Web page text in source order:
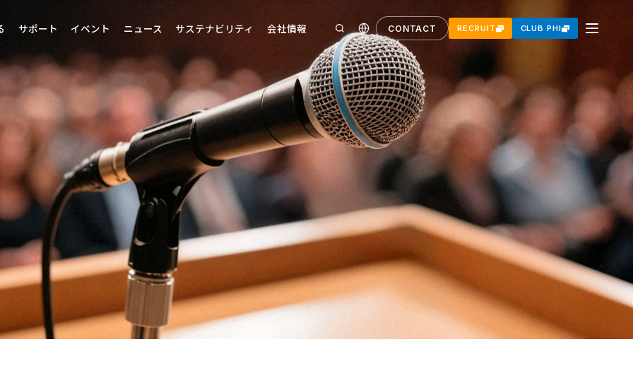
サポート イベント ニュース サステナビリティ 会社情報 CONTACT RECRUIT CLUB PHI